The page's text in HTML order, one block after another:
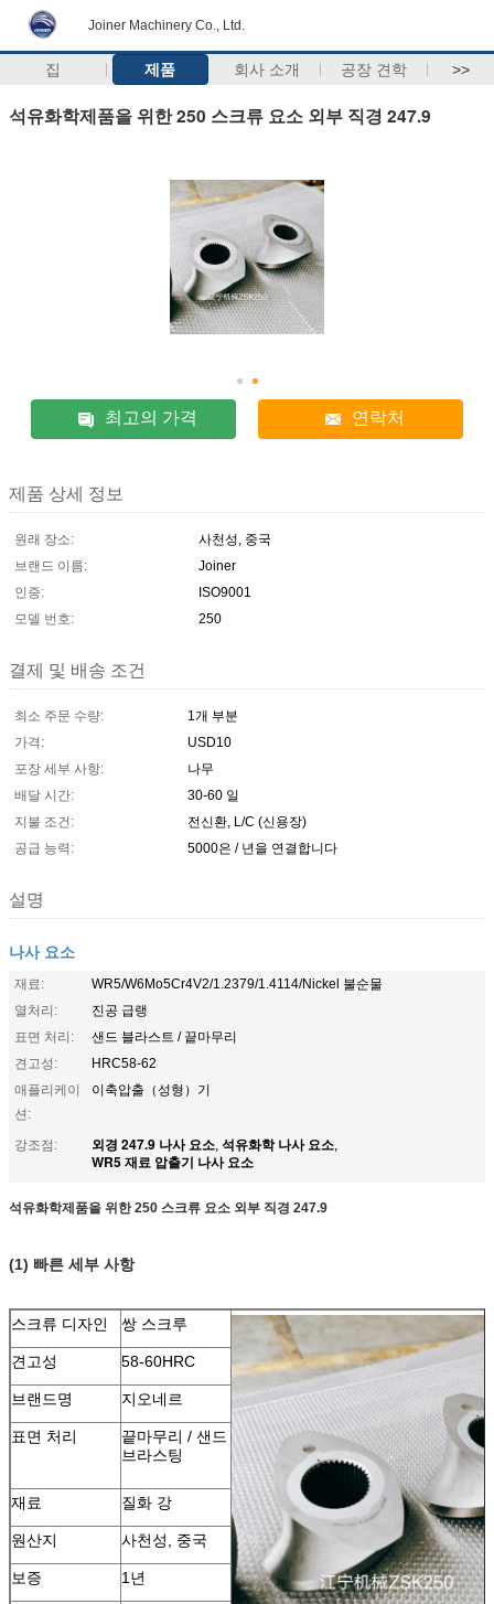
Joiner Machinery Co., Ltd.
집 제품 회사 소개 공장 견학 >>
석유화학제품을 위한 250 스크류 요소 외부 직경 247.9
최고의 가격 연락처
제품 상세 정보
원래 장소:
사천성, 중국
브랜드 이름:
Joiner
인증:
ISO9001
모델 번호:
250
결제 및 배송 조건
최소 주문 수량:
1개 부분
가격:
USD10
포장 세부 사항:
나무
배달 시간:
30-60 일
지불 조건:
전신환, L/C (신용장)
공급 능력:
5000은 / 년을 연결합니다
설명
나사 요소
재료:
WR5/W6Mo5Cr4V2/1.2379/1.4114/Nickel 불순물
열처리:
진공 급랭
표면 처리:
샌드 블라스트 / 끝마무리
견고성:
HRC58-62
애플리케이
션:
이축압출（성형）기
강조점: 외경 247.9 나사 요소, 석유화학 나사 요소,
WR5 재료 압출기 나사 요소
석유화학제품을 위한 250 스크류 요소 외부 직경 247.9
(1) 빠른 세부 사항
스크류 디자인 쌍 스크루
견고성 58-60HRC
브랜드명 지오네르
표면 처리
끝마무리 / 샌드
브라스팅
재료 질화 강
원산지 사천성, 중국
보증 1년